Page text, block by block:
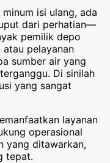
isi ulang, ada
dari perhatian—
pemilik depo
pelayanan
sumber air yang
Di sinilah
yang sangat
layanan
operasional
yang ditawarkan,
tepat.